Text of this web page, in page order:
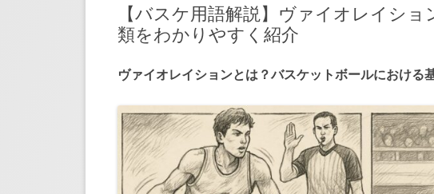
【バスケ用語解説】ヴァイオレイシ
類をわかりやすく紹介
ヴァイオレイションとは？バスケットボールにおける